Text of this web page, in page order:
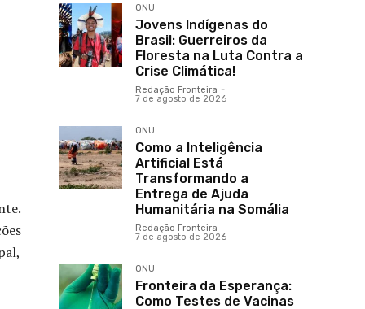
ONU
Jovens Indígenas do
Brasil: Guerreiros da
Floresta na Luta Contra a
Crise Climática!
Redação Fronteira -
7 de agosto de 2026
ONU
Como a Inteligência
Artificial Está
Transformando a
Entrega de Ajuda
Humanitária na Somália
Redação Fronteira -
7 de agosto de 2026
ONU
Fronteira da Esperança:
Como Testes de Vacinas